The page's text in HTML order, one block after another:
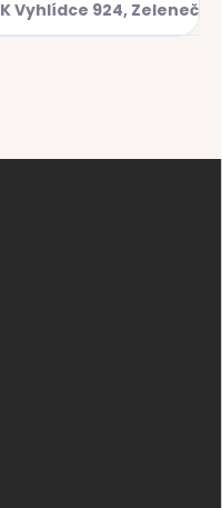
K Vyhlídce 924, Zeleneč